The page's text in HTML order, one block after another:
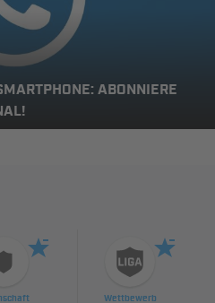
ABONNIERE
Wettbewerb